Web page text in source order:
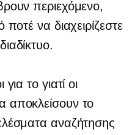
περιεχόμενο,
ποτέ να διαχειρίζεστε
το γιατί οι
αποκλείσουν το
αναζήτησης